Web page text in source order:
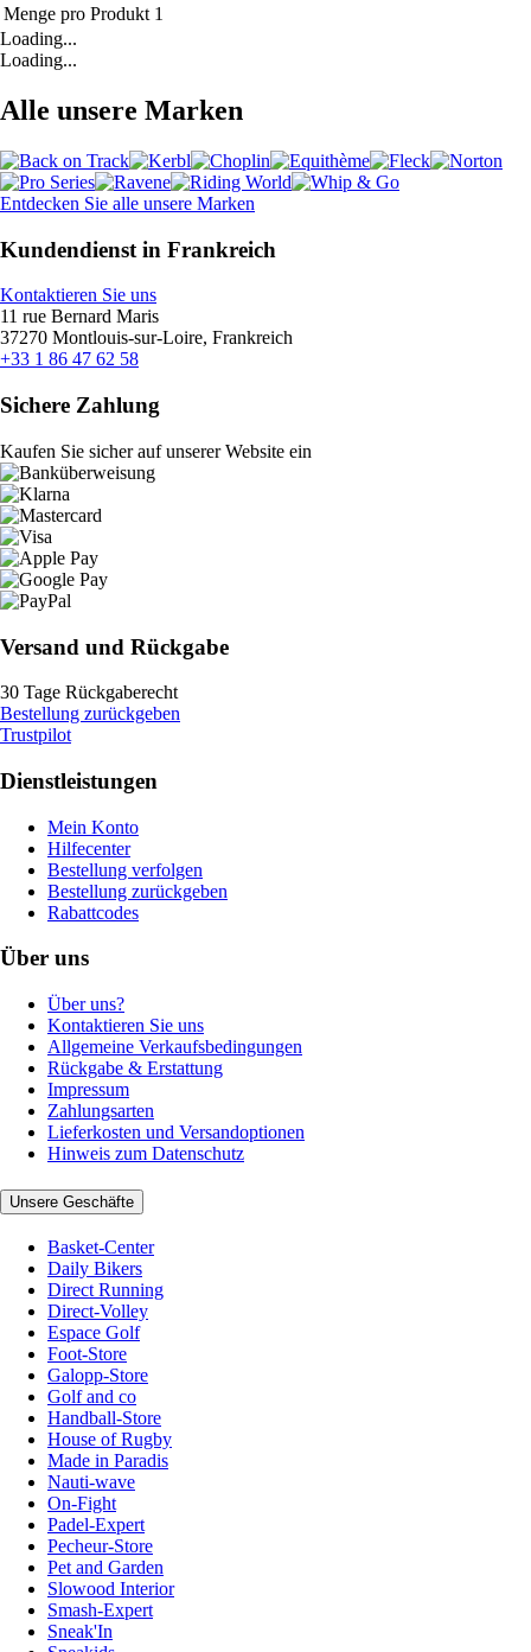
Menge pro Produkt 1
Loading...
Loading...
Alle unsere Marken
Entdecken Sie alle unsere Marken
Kundendienst in Frankreich
Kontaktieren Sie uns
11 rue Bernard Maris
37270 Montlouis-sur-Loire, Frankreich
+33 1 86 47 62 58
Sichere Zahlung
Kaufen Sie sicher auf unserer Website ein
Versand und Rückgabe
30 Tage Rückgaberecht
Bestellung zurückgeben
Trustpilot
Dienstleistungen
Mein Konto
Hilfecenter
Bestellung verfolgen
Bestellung zurückgeben
Rabattcodes
Über uns
Über uns?
Kontaktieren Sie uns
Allgemeine Verkaufsbedingungen
Rückgabe & Erstattung
Impressum
Zahlungsarten
Lieferkosten und Versandoptionen
Hinweis zum Datenschutz
Unsere Geschäfte
Basket-Center
Daily Bikers
Direct Running
Direct-Volley
Espace Golf
Foot-Store
Galopp-Store
Golf and co
Handball-Store
House of Rugby
Made in Paradis
Nauti-wave
On-Fight
Padel-Expert
Pecheur-Store
Pet and Garden
Slowood Interior
Smash-Expert
Sneak'In